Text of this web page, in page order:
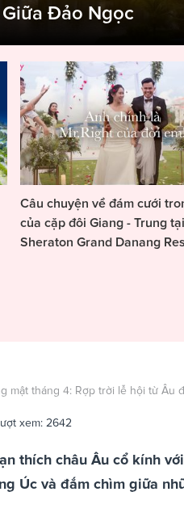
Đảo Ngọc
Câu chuyện về đám cưới
của cặp đôi Giang - Trung tại
Sheraton Grand Danang
mật tháng 4: Rợp trời lễ hội từ Âu
xem: 2642
thích châu Âu cổ kính
Úc và đắm chìm giữa